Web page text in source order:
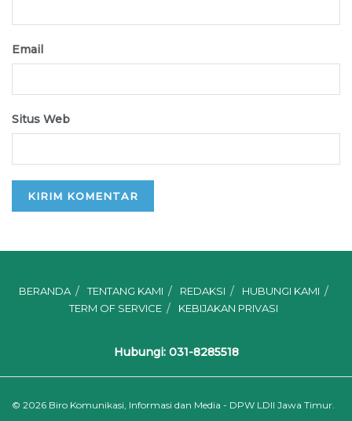
Email
Situs Web
BERANDA TENTANG KAMI REDAKSI
HUBUNGI KAMI
TERM OF SERVICE
KEBIJAKAN PRIVASI
Hubungi: 031-8285518
© 2026 Biro Komunikasi, Informasi dan Media - DPW LDII Jawa Timur.